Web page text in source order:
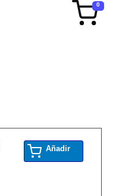
0
Añadir